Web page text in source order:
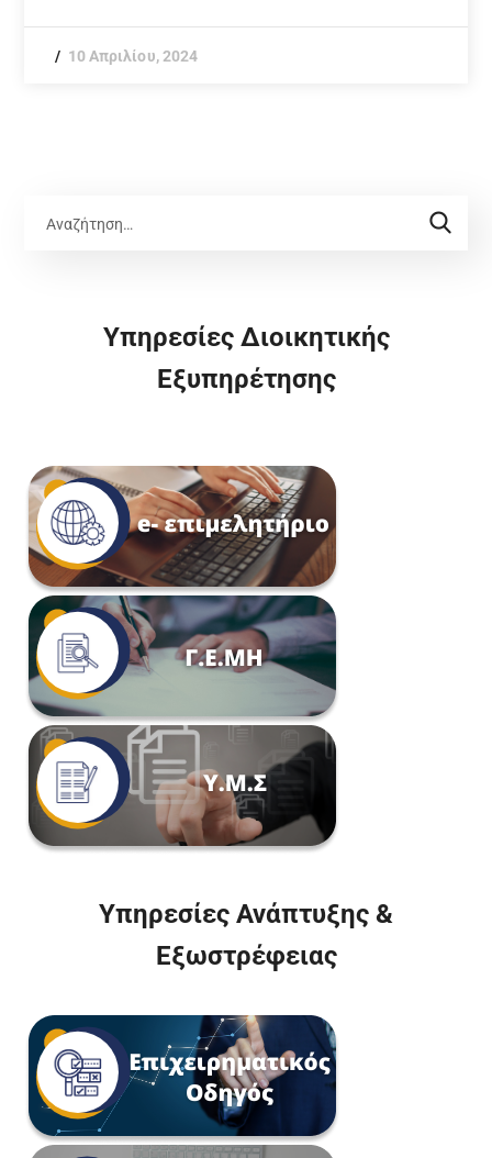
10 Απριλίου, 2024
Υπηρεσίες Διοικητικής
Εξυπηρέτησης
Υπηρεσίες Ανάπτυξης &
Εξωστρέφειας